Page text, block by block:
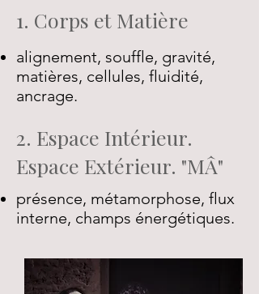
1. Corps et Matière
alignement, souffle, gravité,
matières, cellules, fluidité,
ancrage.
2. Espace Intérieur.
Espace Extérieur. "MÂ"
présence, métamorphose, flux
interne, champs énergétiques.